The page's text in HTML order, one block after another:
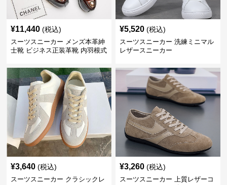
¥11,440 (税込)
スーツスニーカー メンズ本革紳
士靴 ビジネス正装革靴 内羽根式
¥5,520 (税込)
スーツスニーカー 洗練ミニマル
レザースニーカー
¥3,640 (税込)
スーツスニーカー クラシックレ
¥3,260 (税込)
スーツスニーカー 上質レザーコ